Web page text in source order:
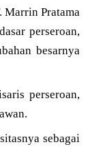
Marrin Pratama
perseroan,
besarnya
perseroan,
sebagai